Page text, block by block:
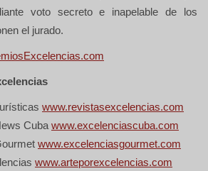
voto secreto e inapelable de los
el jurado.
www.revistasexcelencias.com
Cuba www.excelenciascuba.com
www.excelenciasgourmet.com
www.arteporexcelencias.com